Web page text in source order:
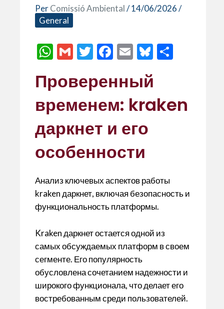
PerComissió Ambiental/14/06/2026/
General
W
at
s
A
p
p
G
ai
l
T
itt
er
F
e
b
o
o
k
E
ai
l
Bl
ky p
ar
Проверенный
временем: kraken
даркнет и его
особенности
Анализ ключевых аспектов работы
kraken даркнет, включая безопасность и
функциональность платформы.
Kraken даркнет остается одной из
самых обсуждаемых платформ в своем
сегменте. Его популярность
обусловлена сочетанием надежности и
широкого функционала, что делает его
востребованным среди пользователей.